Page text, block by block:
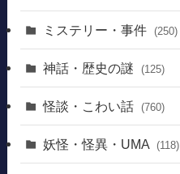
ミステリー・事件 (250)
神話・歴史の謎 (125)
怪談・こわい話 (760)
妖怪・怪異・UMA (118)